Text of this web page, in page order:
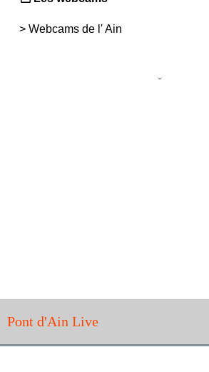
> Webcams de l' Ain
Pont d'Ain Live